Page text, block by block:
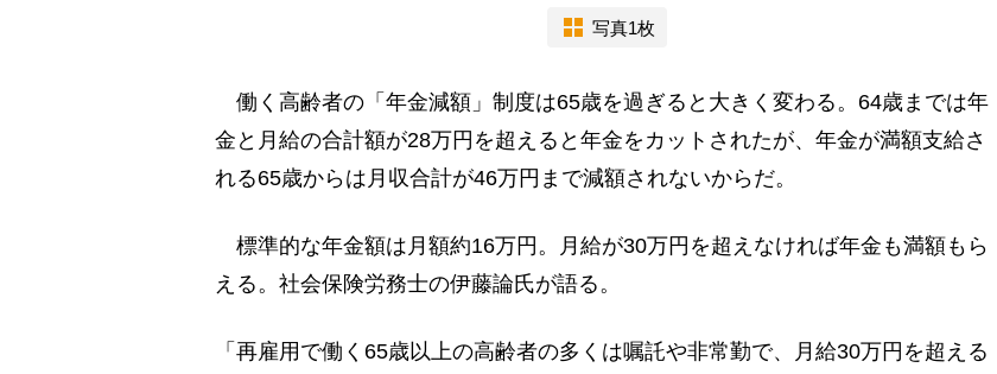
写真1枚
働く高齢者の「年金減額」制度は65歳を過ぎると大きく変わる。64歳までは年
金と月給の合計額が28万円を超えると年金をカットされたが、年金が満額支給さ
れる65歳からは月収合計が46万円まで減額されないからだ。
標準的な年金額は月額約16万円。月給が30万円を超えなければ年金も満額もら
える。社会保険労務士の伊藤論氏が語る。
「再雇用で働く65歳以上の高齢者の多くは嘱託や非常勤で、月給30万円を超える